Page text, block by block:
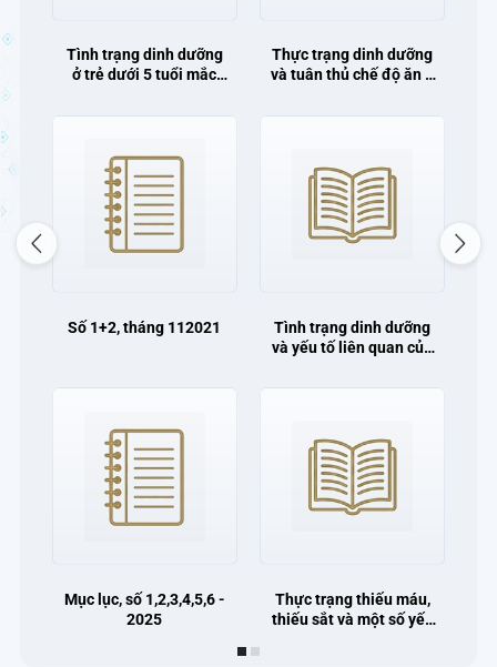
Tình trạng dinh dưỡng
ở trẻ dưới 5 tuổi mắc
thực hành của bà mẹ về
tại bệnh viện Sản - Nhi
Ninh Bình năm 2025.
Thực trạng dinh dưỡng
và tuân thủ chế độ ăn ở
mạn có lọc máu chu kỳ
2025.
Số 1+2, tháng 112021
Tình trạng dinh dưỡng
và yếu tố liên quan của
tộc Mông tại một số xã
Mục lục, số 1,2,3,4,5,6 -
2025
Thực trạng thiếu máu,
thiếu sắt và một số yếu
Previous Next